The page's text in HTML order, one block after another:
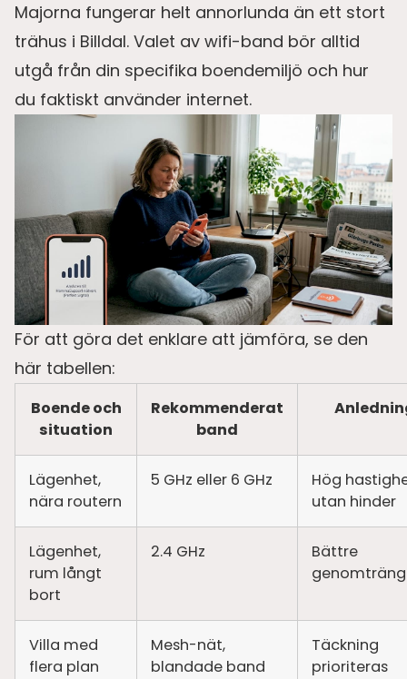
Majorna fungerar helt annorlunda än ett stort
trähus i Billdal. Valet av wifi-band bör alltid
utgå från din specifika boendemiljö och hur
du faktiskt använder internet.
För att göra det enklare att jämföra, se den
här tabellen:
Boende och
situation
Rekommenderat
band
Lägenhet,
nära routern
5 GHz eller 6 GHz
Hög
utan hinder
Lägenhet,
rum långt
bort
2.4 GHz
Bättre
Villa med
flera plan
Mesh-nät,
blandade band
Täckning
prioriteras